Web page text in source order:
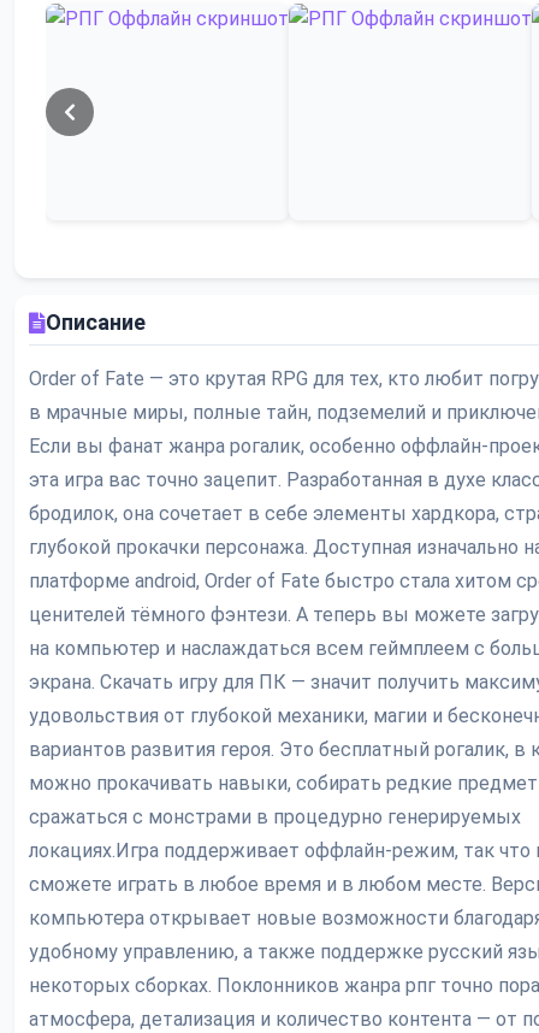
Описание
Order of Fate — это крутая RPG для тех, кто любит
в мрачные миры, полные тайн, подземелий и
Если вы фанат жанра рогалик, особенно оффлайн-
эта игра вас точно зацепит. Разработанная в духе
бродилок, она сочетает в себе элементы хардкора,
глубокой прокачки персонажа. Доступная изначально
платформе android, Order of Fate быстро стала хитом
ценителей тёмного фэнтези. А теперь вы можете
на компьютер и наслаждаться всем геймплеем с
экрана. Скачать игру для ПК — значит получить
удовольствия от глубокой механики, магии и
вариантов развития героя. Это бесплатный рогалик, в
можно прокачивать навыки, собирать редкие
сражаться с монстрами в процедурно генерируемых
локациях.Игра поддерживает оффлайн-режим, так
сможете играть в любое время и в любом месте.
компьютера открывает новые возможности
удобному управлению, а также поддержке русский
некоторых сборках. Поклонников жанра рпг точно
атмосфера, детализация и количество контента — от